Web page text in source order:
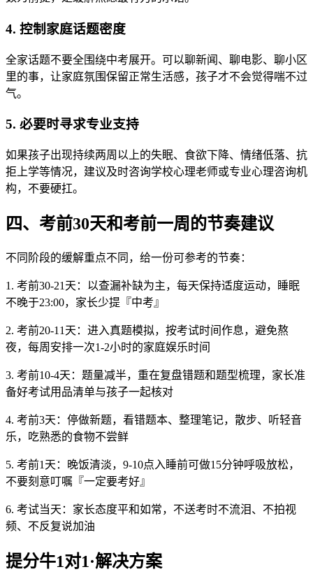
4. 控制家庭话题密度
全家话题不要全围绕中考展开。可以聊新闻、聊电影、聊小区
里的事，让家庭氛围保留正常生活感，孩子才不会觉得喘不过
气。
5. 必要时寻求专业支持
如果孩子出现持续两周以上的失眠、食欲下降、情绪低落、抗
拒上学等情况，建议及时咨询学校心理老师或专业心理咨询机
构，不要硬扛。
四、考前30天和考前一周的节奏建议
不同阶段的缓解重点不同，给一份可参考的节奏：
1. 考前30-21天：以查漏补缺为主，每天保持适度运动，睡眠
不晚于23:00，家长少提『中考』
2. 考前20-11天：进入真题模拟，按考试时间作息，避免熬
夜，每周安排一次1-2小时的家庭娱乐时间
3. 考前10-4天：题量减半，重在复盘错题和题型梳理，家长准
备好考试用品清单与孩子一起核对
4. 考前3天：停做新题，看错题本、整理笔记，散步、听轻音
乐，吃熟悉的食物不尝鲜
5. 考前1天：晚饭清淡，9-10点入睡前可做15分钟呼吸放松，
不要刻意叮嘱『一定要考好』
6. 考试当天：家长态度平和如常，不送考时不流泪、不拍视
频、不反复说加油
提分牛1对1·解决方案